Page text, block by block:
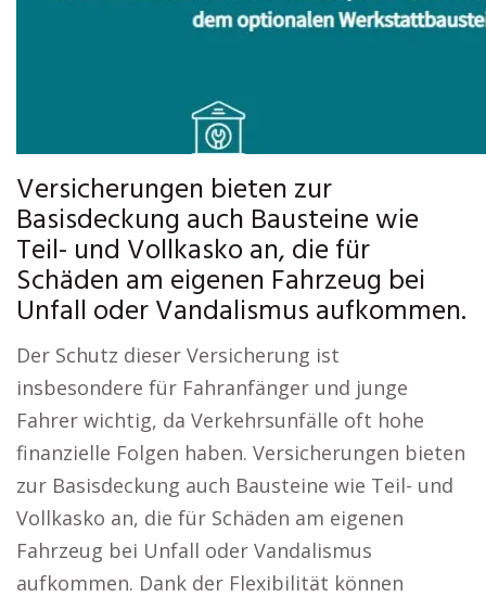
Versicherungen bieten zur
Basisdeckung auch Bausteine wie
Teil- und Vollkasko an, die für
Schäden am eigenen Fahrzeug bei
Unfall oder Vandalismus aufkommen.
Der Schutz dieser Versicherung ist
insbesondere für Fahranfänger und junge
Fahrer wichtig, da Verkehrsunfälle oft hohe
finanzielle Folgen haben. Versicherungen bieten
zur Basisdeckung auch Bausteine wie Teil- und
Vollkasko an, die für Schäden am eigenen
Fahrzeug bei Unfall oder Vandalismus
aufkommen. Dank der Flexibilität können